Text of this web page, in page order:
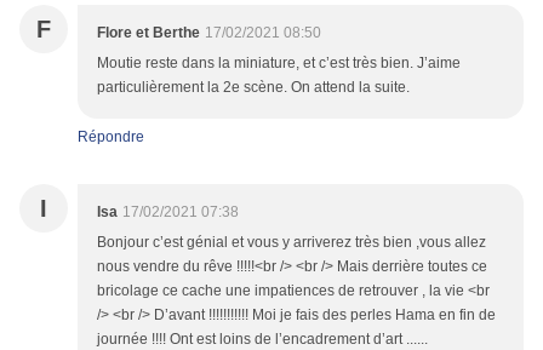
F Flore et Berthe 17/02/2021 08:50
Moutie reste dans la miniature, et c’est très bien. J’aime
particulièrement la 2e scène. On attend la suite.
Répondre
I Isa 17/02/2021 07:38
Bonjour c’est génial et vous y arriverez très bien ,vous allez
nous vendre du rêve !!!!!<br /> <br /> Mais derrière toutes ce
bricolage ce cache une impatiences de retrouver , la vie <br
/> <br /> D’avant !!!!!!!!!!! Moi je fais des perles Hama en fin de
journée !!!! Ont est loins de l’encadrement d’art ......